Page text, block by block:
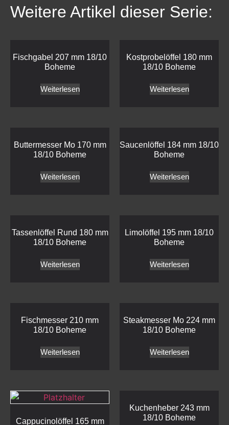
Weitere Artikel dieser Serie:
Fischgabel 207 mm 18/10
Boheme
Weiterlesen
Kostprobelöffel 180 mm
18/10 Boheme
Weiterlesen
Buttermesser Mo 170 mm
18/10 Boheme
Weiterlesen
Saucenlöffel 184 mm 18/10
Boheme
Weiterlesen
Tassenlöffel Rund 180 mm
18/10 Boheme
Weiterlesen
Limolöffel 195 mm 18/10
Boheme
Weiterlesen
Fischmesser 210 mm
18/10 Boheme
Weiterlesen
Steakmesser Mo 224 mm
18/10 Boheme
Weiterlesen
Cappucinolöffel 165 mm
Kuchenheber 243 mm
18/10 Boheme